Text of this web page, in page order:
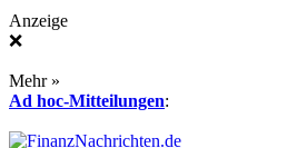
Anzeige
❌
Mehr »
Ad hoc-Mitteilungen: